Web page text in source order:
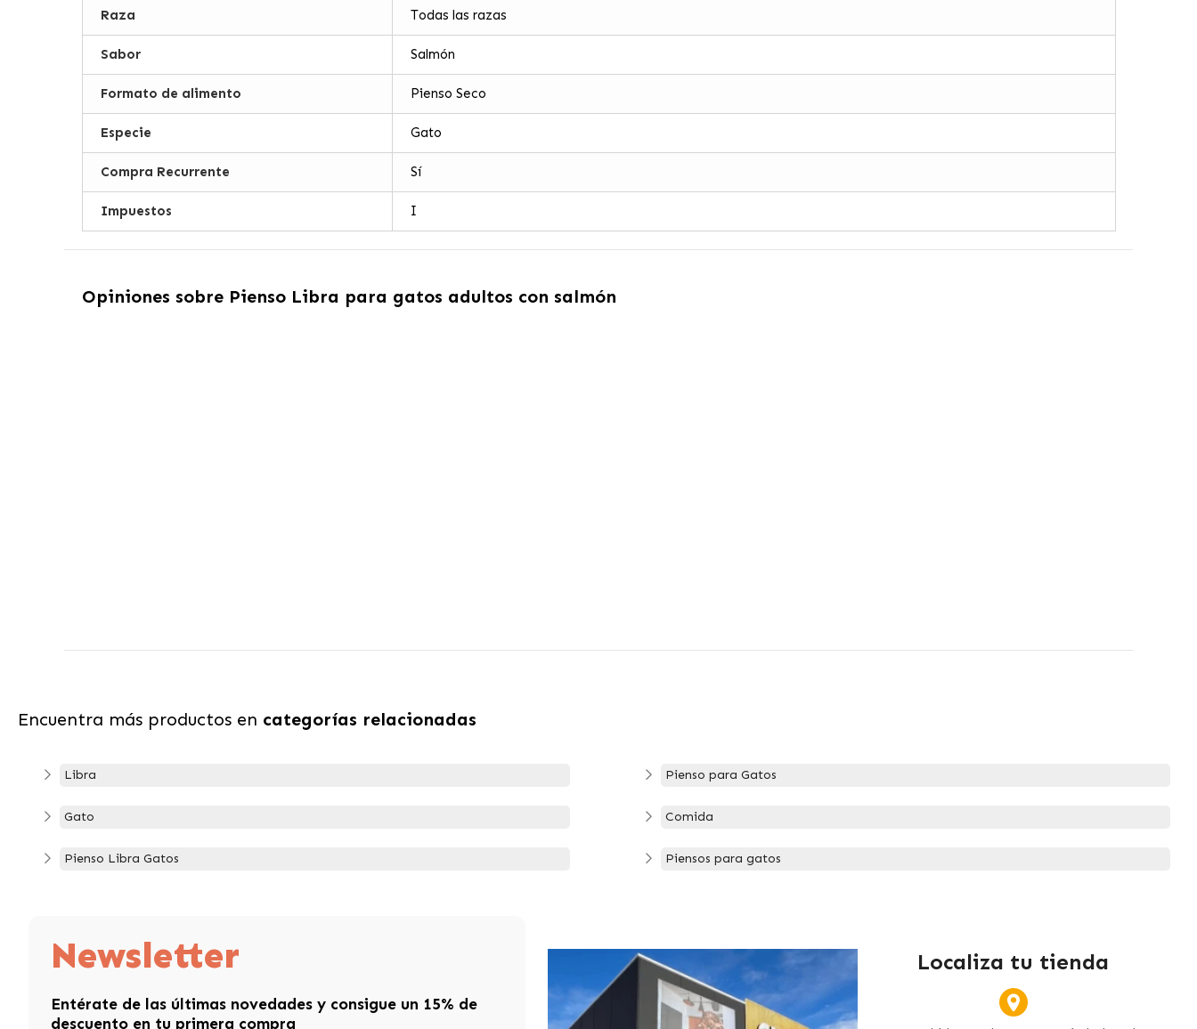
Raza Todas las razas
Sabor Salmón
Formato de alimento Pienso Seco
Especie Gato
Compra Recurrente Sí
Impuestos I
Opiniones sobre Pienso Libra para gatos adultos con salmón
Encuentra más productos en categorías relacionadas
Libra
Gato
Pienso Libra Gatos
Pienso para Gatos
Comida
Piensos para gatos
Newsletter
Entérate de las últimas novedades y consigue un 15% de
descuento en tu primera compra
Localiza tu tienda